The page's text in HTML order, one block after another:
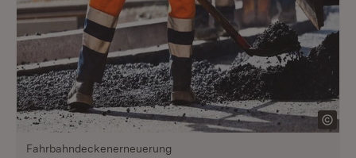
Fahrbahndeckenerneuerung